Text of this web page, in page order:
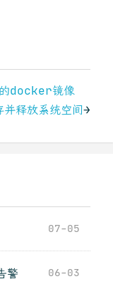
docker镜像
释放系统空间→
07-05
警 06-03